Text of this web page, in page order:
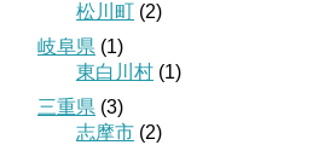
松川町 (2)
岐阜県 (1)
東白川村 (1)
三重県 (3)
志摩市 (2)